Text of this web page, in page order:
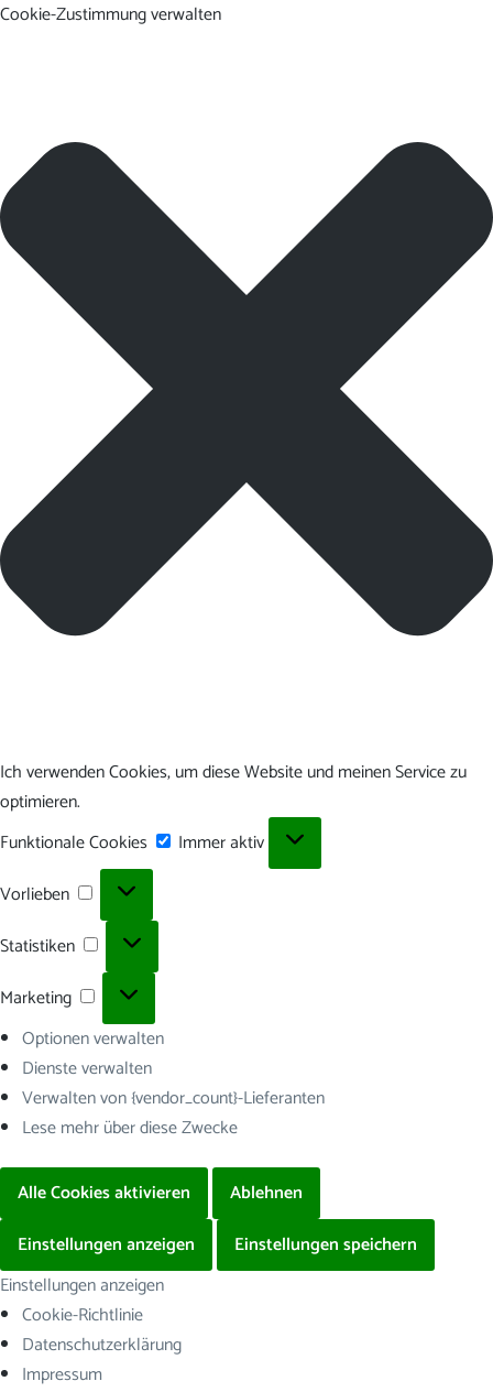
Cookie-Zustimmung verwalten
Ich verwenden Cookies, um diese Website und meinen Service zu
optimieren.
Funktionale Cookies
Funktionale
Immer aktiv
Vorlieben
Vorlieben
Statistiken Statistiken
Marketing
Marketing
Optionen verwalten
Dienste verwalten
Verwalten von {vendor_count}-Lieferanten
Lese mehr über diese Zwecke
Alle Cookies aktivieren
Ablehnen
Einstellungen anzeigen
Einstellungen speichern
Einstellungen anzeigen
Cookie-Richtlinie
Datenschutzerklärung
Impressum